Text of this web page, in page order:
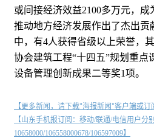
或间接经济效益2100多万元，
推动地方经济发展作出了杰出贡
中，有4人获得省级以上荣誉，
协会建筑工程“十四五”规划重点
设备管理创新成果二等奖1项。
【更多新闻，请下载"海报新闻"客户端或订
【山东手机报订阅：移动/联通/电信用户分
10658000/106558000678/106597009】